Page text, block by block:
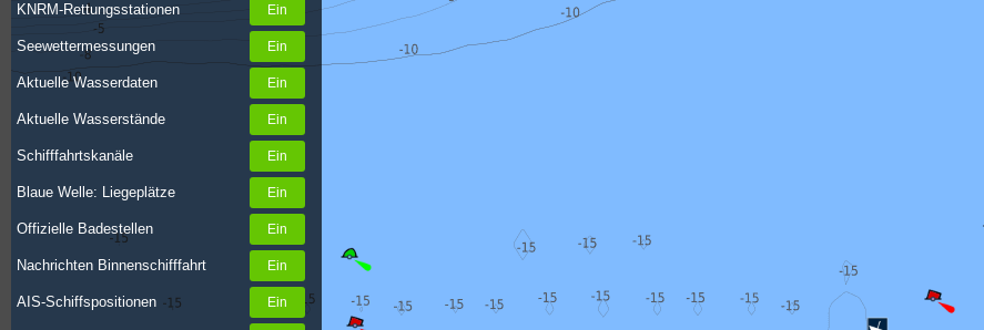
KNRM-Rettungsstationen
Seewettermessungen
Aktuelle Wasserdaten
Aktuelle Wasserstände
Schifffahrtskanäle
Blaue Welle: Liegeplätze
Offizielle Badestellen
Nachrichten Binnenschifffahrt
AIS-Schiffspositionen